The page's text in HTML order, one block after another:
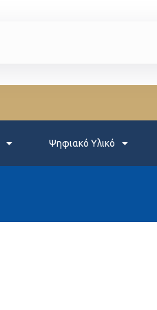
Ψηφιακό Υλικό